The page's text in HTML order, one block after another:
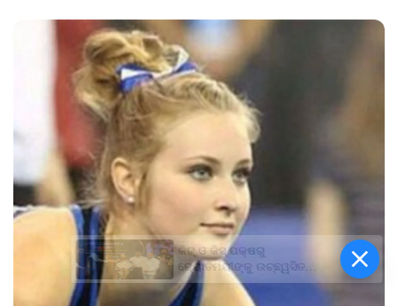
କିଟ୍‍ ଓ କିସ୍‍ ପକ୍ଷରୁ
ଜ୍ୟୋତିର୍ମୟୀଙ୍କୁ ଉଚ୍ଛ୍ୱସିତ
ସମ୍ବର୍ଦ୍ଧନା; ୫ଲକ୍ଷ ଟଙ୍କାର
ପ୍ରୋତ୍ସାହନ ରାଶି ପ୍ରଦାନ